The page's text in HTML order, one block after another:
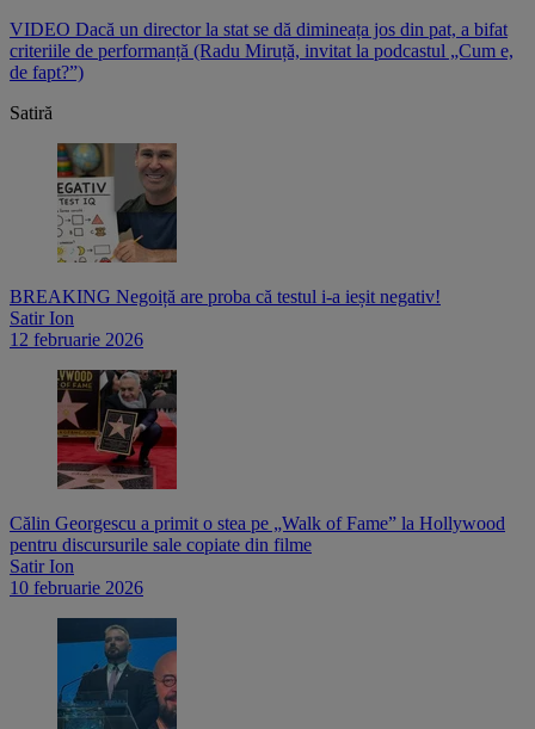
VIDEO Dacă un director la stat se dă dimineața jos din pat, a bifat
criteriile de performanță (Radu Miruță, invitat la podcastul „Cum e,
de fapt?”)
Satiră
BREAKING Negoiță are proba că testul i-a ieșit negativ!
Satir Ion
12 februarie 2026
Călin Georgescu a primit o stea pe „Walk of Fame” la Hollywood
pentru discursurile sale copiate din filme
Satir Ion
10 februarie 2026